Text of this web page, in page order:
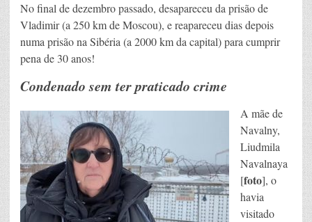
No final de dezembro passado, desapareceu da prisão de
Vladimir (a 250 km de Moscou), e reapareceu dias depois
numa prisão na Sibéria (a 2000 km da capital) para cumprir
pena de 30 anos!
Condenado sem ter praticado crime
A mãe de
Navalny,
Liudmila
Navalnaya
[foto], o
havia
visitado